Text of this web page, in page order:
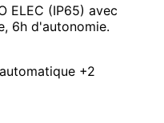
ELEC (IP65) avec
6h d'autonomie.
+2